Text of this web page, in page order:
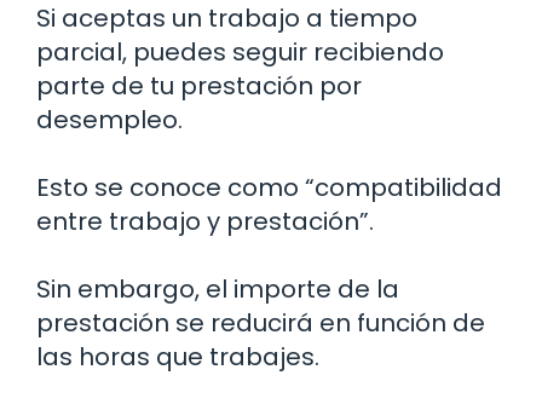
Si aceptas un trabajo a tiempo
parcial, puedes seguir recibiendo
parte de tu prestación por
desempleo.
Esto se conoce como “compatibilidad
entre trabajo y prestación”.
Sin embargo, el importe de la
prestación se reducirá en función de
las horas que trabajes.